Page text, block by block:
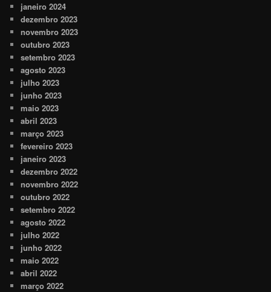
janeiro 2024
dezembro 2023
novembro 2023
outubro 2023
setembro 2023
agosto 2023
julho 2023
junho 2023
maio 2023
abril 2023
março 2023
fevereiro 2023
janeiro 2023
dezembro 2022
novembro 2022
outubro 2022
setembro 2022
agosto 2022
julho 2022
junho 2022
maio 2022
abril 2022
março 2022